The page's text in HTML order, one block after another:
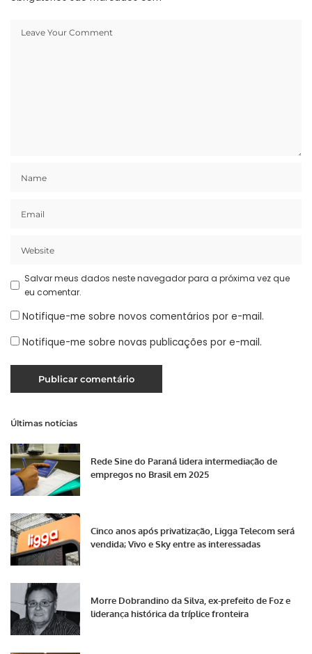
Salvar meus dados neste navegador para a próxima vez que
eu comentar.
Notifique-me sobre novos comentários por e-mail.
Notifique-me sobre novas publicações por e-mail.
Últimas notícias
Rede Sine do Paraná lidera intermediação de
empregos no Brasil em 2025
Cinco anos após privatização, Ligga Telecom será
vendida; Vivo e Sky entre as interessadas
Morre Dobrandino da Silva, ex-prefeito de Foz e
liderança histórica da tríplice fronteira